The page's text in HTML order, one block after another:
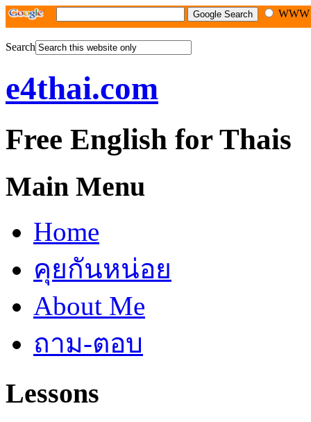
Search
e4thai.com
Free English for Thais
Main Menu
Home
คุยกันหน่อย
About Me
ถาม-ตอบ
Lessons